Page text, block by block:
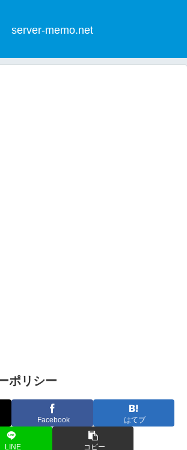
server-memo.net
ポリシー
Facebook はてブ
LINE コピー